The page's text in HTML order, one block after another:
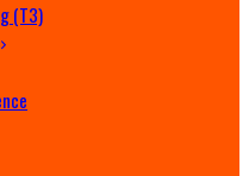
(T3)